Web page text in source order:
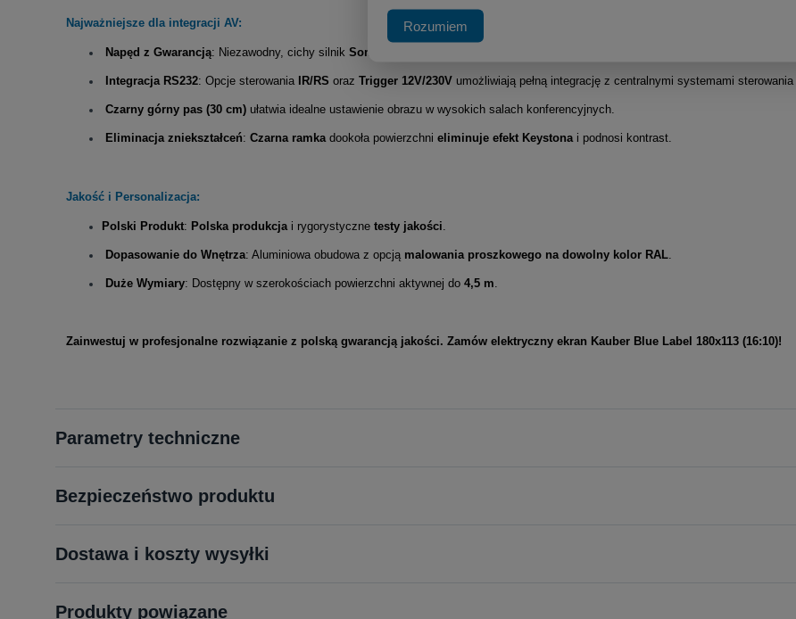
Najważniejsze dla integracji AV:
Napęd z Gwarancją: Niezawodny, cichy silnik Somfy
Integracja RS232: Opcje sterowania IR/RS oraz Trigger 12V/230V umożliwiają pełną integrację z centralnymi systemami sterowania
Czarny górny pas (30 cm) ułatwia idealne ustawienie obrazu w wysokich salach konferencyjnych.
Eliminacja zniekształceń: Czarna ramkadookoła powierzchni eliminuje efekt Keystona i podnosi kontrast.
Jakość i Personalizacja:
Polski Produkt: Polska produkcjai rygorystyczne testy jakości.
Dopasowanie do Wnętrza: Aluminiowa obudowa z opcją malowania proszkowego na dowolny kolor RAL.
Duże Wymiary: Dostępny w szerokościach powierzchni aktywnej do 4,5 m.
Zainwestuj w profesjonalne rozwiązanie z polską gwarancją jakości. Zamów elektryczny ekran Kauber Blue Label 180x113 (16:10)!
Parametry techniczne
Bezpieczeństwo produktu
Dostawa i koszty wysyłki
Produkty powiązane
Rozumiem